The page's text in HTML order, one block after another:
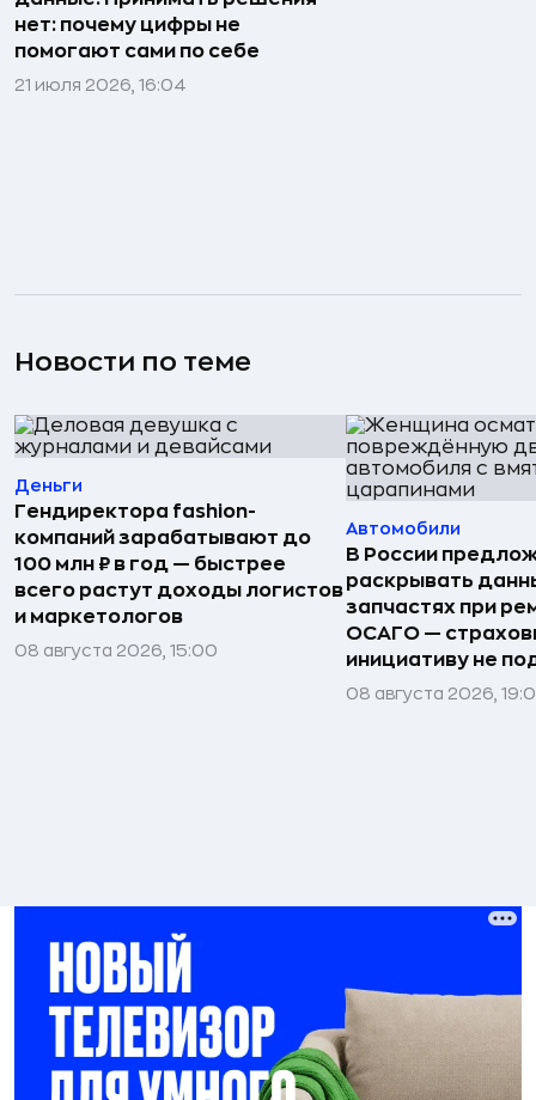
нет: почему цифры не
помогают сами по себе
21 июля 2026, 16:04
Новости по теме
Деньги
Гендиректора fashion-
компаний зарабатывают до
100 млн ₽ в год — быстрее
всего растут доходы логистов
и маркетологов
08 августа 2026, 15:00
Автомобили
В России
раскрывать
запчастях при
ОСАГО —
инициативу не
08 августа 2026,